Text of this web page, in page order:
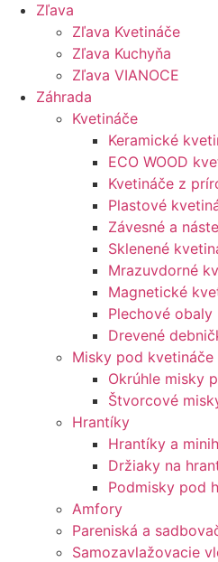
Zľava
Zľava Kvetináče
Zľava Kuchyňa
Zľava VIANOCE
Záhrada
Kvetináče
Keramické
ECO WOOD
Kvetináče z
Plastové
Závesné a
Sklenené
Mrazuvdorné
Magnetické
Plechové obaly
Drevené
Misky pod kvetináče
Okrúhle misky
Štvorcové
Hrantíky
Hrantíky a
Držiaky na
Podmisky pod
Amfory
Pareniská a
Samozavlažovacie